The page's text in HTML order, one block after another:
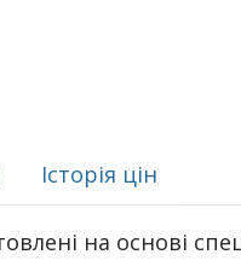
Історія цін
на основі